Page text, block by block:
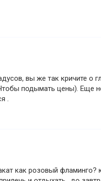
вы же так кричите о
подымать цены). Еще
.
как розовый фламинго?